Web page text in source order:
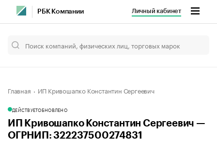
РБК Компании Личный кабинет
Главная ИП Кривошапко Константин Сергеевич
ДЕЙСТВУЕТОБНОВЛЕНО
ИП Кривошапко Константин Сергеевич —
ОГРНИП: 322237500274831